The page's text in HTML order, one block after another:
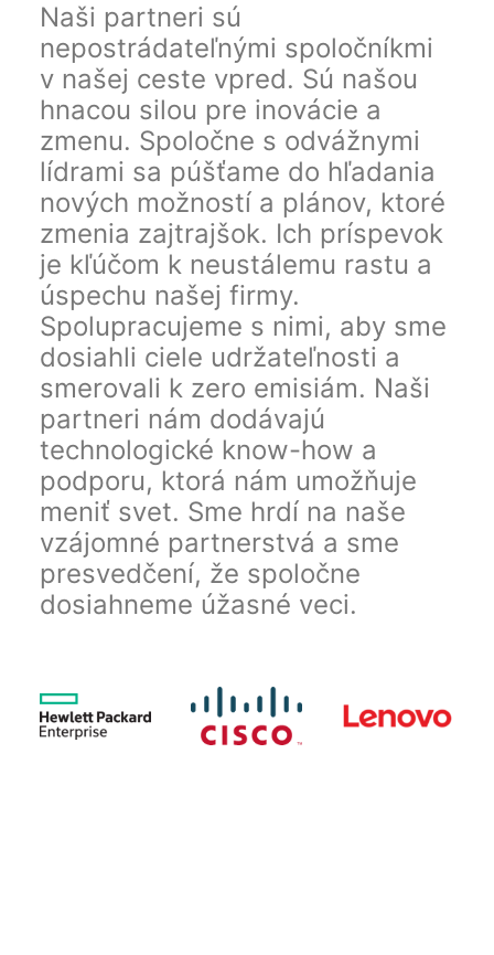
Naši partneri sú
nepostrádateľnými spoločníkmi
v našej ceste vpred. Sú našou
hnacou silou pre inovácie a
zmenu. Spoločne s odvážnymi
lídrami sa púšťame do hľadania
nových možností a plánov, ktoré
zmenia zajtrajšok. Ich príspevok
je kľúčom k neustálemu rastu a
úspechu našej firmy.
Spolupracujeme s nimi, aby sme
dosiahli ciele udržateľnosti a
smerovali k zero emisiám. Naši
partneri nám dodávajú
technologické know-how a
podporu, ktorá nám umožňuje
meniť svet. Sme hrdí na naše
vzájomné partnerstvá a sme
presvedčení, že spoločne
dosiahneme úžasné veci.